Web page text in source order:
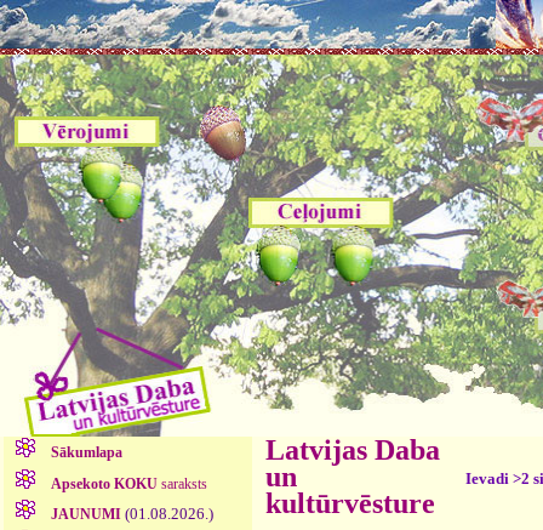
Sākumlapa
Apsekoto KOKUsaraksts
JAUNUMI (01.08.2026.)
Latvijas Daba
un
kultūrvēsture
Ievadi >2